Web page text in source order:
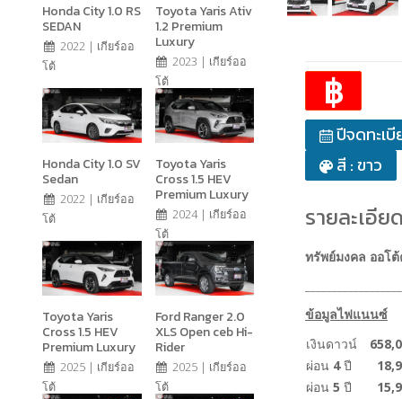
Honda City 1.0 RS
SEDAN
2022 | เกียร์ออ
โต้
Toyota Yaris Ativ
1.2 Premium
Luxury
2023 | เกียร์ออ
โต้
Honda City 1.0 SV
Sedan
2022 | เกียร์ออ
โต้
Toyota Yaris
Cross 1.5 HEV
Premium Luxury
2024 | เกียร์ออ
โต้
Toyota Yaris
Cross 1.5 HEV
Premium Luxury
2025 | เกียร์ออ
โต้
Ford Ranger 2.0
XLS Open ceb Hi-
Rider
2025 | เกียร์ออ
โต้
฿
ปีจดทะเ
สี : ขาว
รายละเอี
ทรัพย์มงคล ออโ
ข้อมูลไฟแนนซ์
เงินดาวน์
ผ่อน 4ปี
ผ่อน 5 ปี